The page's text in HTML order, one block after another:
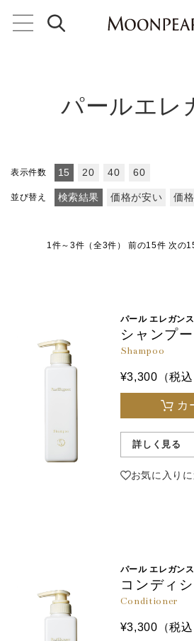
パールエレ
表示件数 15 20 40 60
並び替え 検索結果 価格が安い 価
1件～3件（全3件） 前の15
パール エレガンス
シャンプー
Shampoo
¥3,300（税込
カ
詳しく見る
お気に入り
パール エレガンス
コンディ
Conditioner
¥3,300（税込